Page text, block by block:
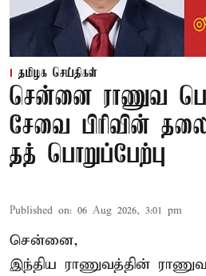
தமிழக செய்திகள்
சென்னை ராணுவ
சேவை பிரிவின்
தத் பொறுப்பேற்பு
Published on: 06 Aug 2026, 3:01 pm
சென்னை,
இந்திய ராணுவத்தின்